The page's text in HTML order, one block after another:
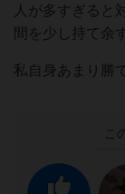
人が多すぎると
間を少し持て余
私自身あまり勝
こ